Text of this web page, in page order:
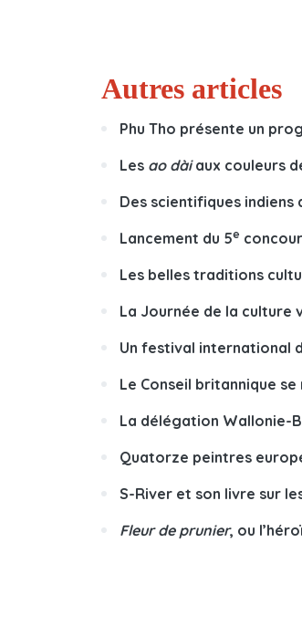
Autres articles
Phu Tho présente un
Les ao dàiaux couleurs
Des scientifiques
Lancement du 5e
Les belles traditions
La Journée de la culture
Un festival international
Le Conseil britannique
La délégation Wallonie-
Quatorze peintres
S-River et son livre sur
Fleur de prunier, ou